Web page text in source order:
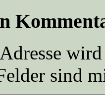
sind